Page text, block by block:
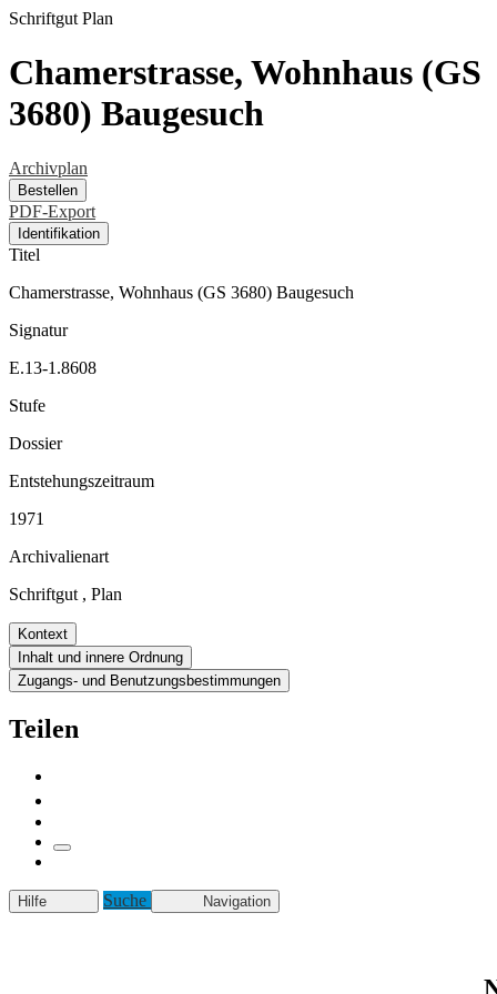
Schriftgut Plan
Chamerstrasse, Wohnhaus (GS
3680) Baugesuch
Archivplan
Bestellen
PDF-Export
Identifikation
Titel
Chamerstrasse, Wohnhaus (GS 3680) Baugesuch
Signatur
E.13-1.8608
Stufe
Dossier
Entstehungszeitraum
1971
Archivalienart
Schriftgut , Plan
Kontext
Inhalt und innere Ordnung
Zugangs- und Benutzungsbestimmungen
Teilen
Hilfe Suche Navigation